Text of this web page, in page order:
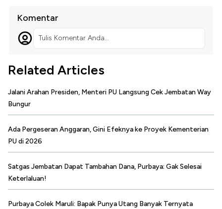
Komentar
Tulis Komentar Anda...
Related Articles
Jalani Arahan Presiden, Menteri PU Langsung Cek Jembatan Way
Bungur
Ada Pergeseran Anggaran, Gini Efeknya ke Proyek Kementerian
PU di 2026
Satgas Jembatan Dapat Tambahan Dana, Purbaya: Gak Selesai
Keterlaluan!
Purbaya Colek Maruli: Bapak Punya Utang Banyak Ternyata